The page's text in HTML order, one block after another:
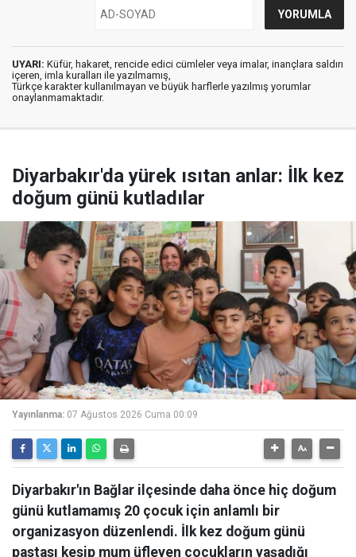
UYARI: Küfür, hakaret, rencide edici cümleler veya imalar, inançlara saldırı
içeren, imla kuralları ile yazılmamış,
Türkçe karakter kullanılmayan ve büyük harflerle yazılmış yorumlar
onaylanmamaktadır.
Diyarbakır'da yürek ısıtan anlar: İlk kez
doğum günü kutladılar
Yayınlanma: 07 Ağustos 2026 Cuma 00:09
Diyarbakır'ın Bağlar ilçesinde daha önce hiç doğum
günü kutlamamış 20 çocuk için anlamlı bir
organizasyon düzenlendi. İlk kez doğum günü
pastası kesip mum üfleyen çocukların yaşadığı